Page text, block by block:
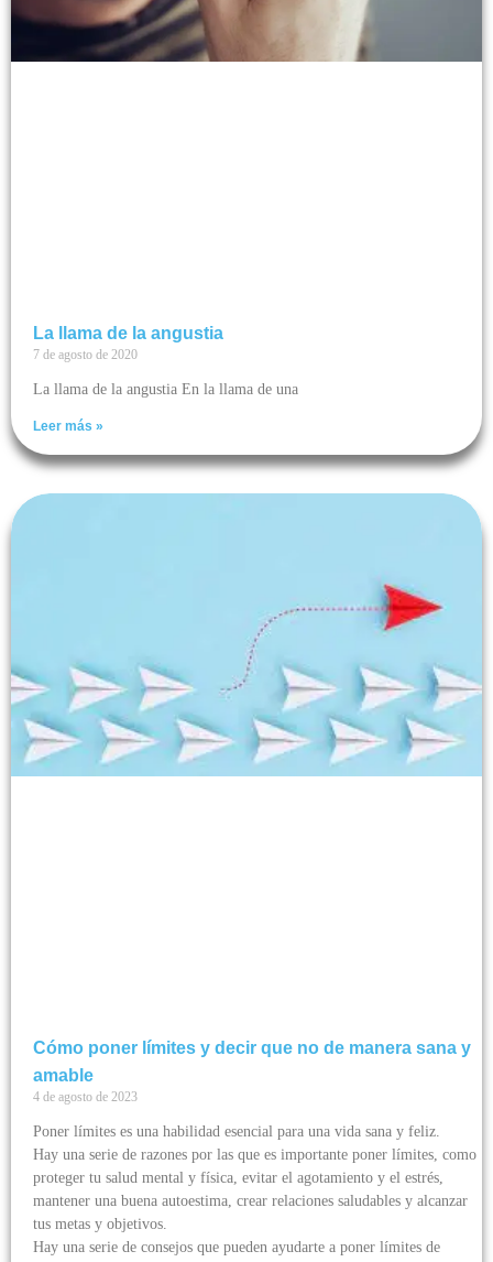
La llama de la angustia
7 de agosto de 2020
La llama de la angustia En la llama de una
Leer más »
Cómo poner límites y decir que no de manera sana y
amable
4 de agosto de 2023
Poner límites es una habilidad esencial para una vida sana y feliz.
Hay una serie de razones por las que es importante poner límites, como
proteger tu salud mental y física, evitar el agotamiento y el estrés,
mantener una buena autoestima, crear relaciones saludables y alcanzar
tus metas y objetivos.
Hay una serie de consejos que pueden ayudarte a poner límites de